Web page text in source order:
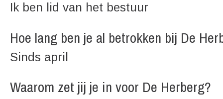
Ik ben lid van het bestuur
Hoe lang ben je al betrokken bij De
Sinds april
Waarom zet jij je in voor De Herberg?